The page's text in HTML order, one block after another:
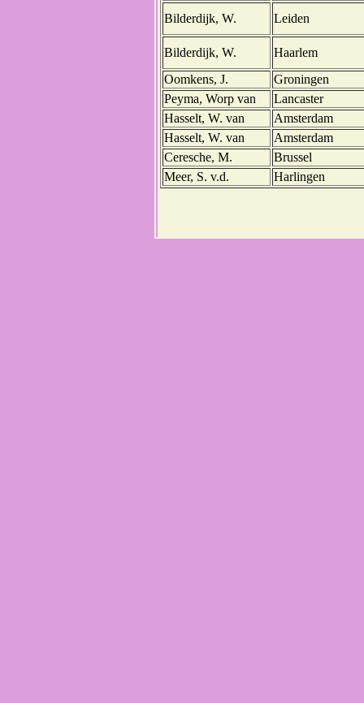
Bilderdijk, W. Leiden
Bilderdijk, W.
Haarlem
Oomkens, J.
Groningen
Peyma, Worp van
Lancaster
Hasselt, W. van
Amsterdam
Hasselt, W. van
Amsterdam
Ceresche, M.
Brussel
Meer, S. v.d.
Harlingen